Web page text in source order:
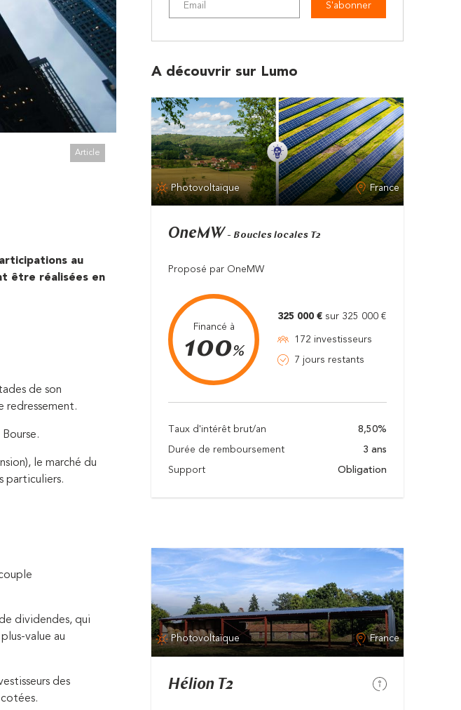
Article
au
être réalisées en
de son
redressement.
le marché du
particuliers.
dividendes, qui
value au
des
S'abonner
A découvrir sur Lumo
Photovoltaïque France
OneMW - Boucles locales T2
Proposé par OneMW
Financé à
100%
325 000 € sur 325 000 €
172 investisseurs
7 jours restants
Taux d'intérêt brut/an 8,50%
Durée de remboursement 3 ans
Support Obligation
Photovoltaïque France
Hélion T2